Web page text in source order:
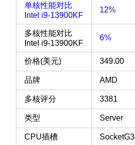
单核性能对比
Intel i9-13900KF
12%
多核性能对比
Intel i9-13900KF
6%
价格(美元) 349.00
品牌 AMD
多核评分 3381
类型 Server
CPU插槽